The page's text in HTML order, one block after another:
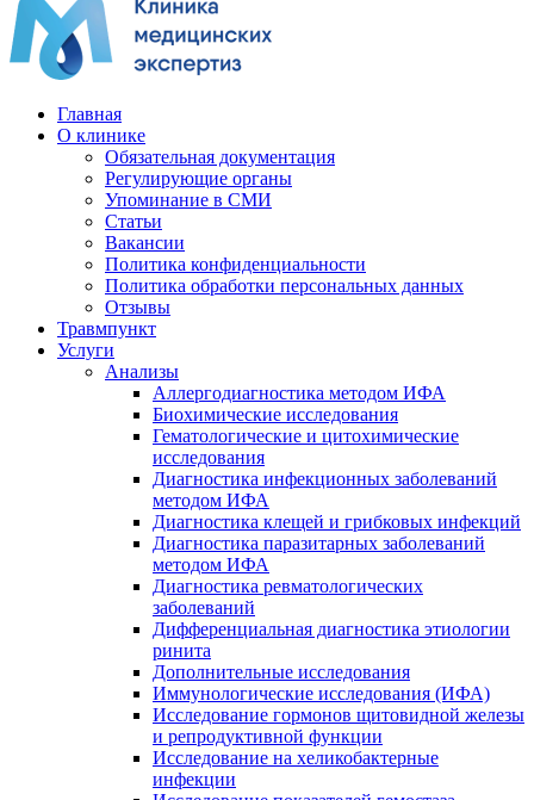
Главная
О клинике
Обязательная документация
Регулирующие органы
Упоминание в СМИ
Статьи
Вакансии
Политика конфиденциальности
Политика обработки персональных данных
Отзывы
Травмпункт
Услуги
Анализы
Аллергодиагностика методом ИФА
Биохимические исследования
Гематологические и цитохимические
исследования
Диагностика инфекционных заболеваний
методом ИФА
Диагностика клещей и грибковых инфекций
Диагностика паразитарных заболеваний
методом ИФА
Диагностика ревматологических
заболеваний
Дифференциальная диагностика этиологии
ринита
Дополнительные исследования
Иммунологические исследования (ИФА)
Исследование гормонов щитовидной железы
и репродуктивной функции
Исследование на хеликобактерные
инфекции